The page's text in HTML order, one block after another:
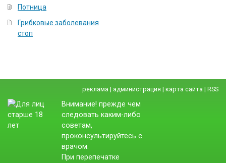
Потница
Грибковые заболевания
стоп
реклама | администрация | карта сайта | RSS
Внимание! прежде чем
следовать каким-либо
советам,
проконсультируйтесь с
врачом.
При перепечатке